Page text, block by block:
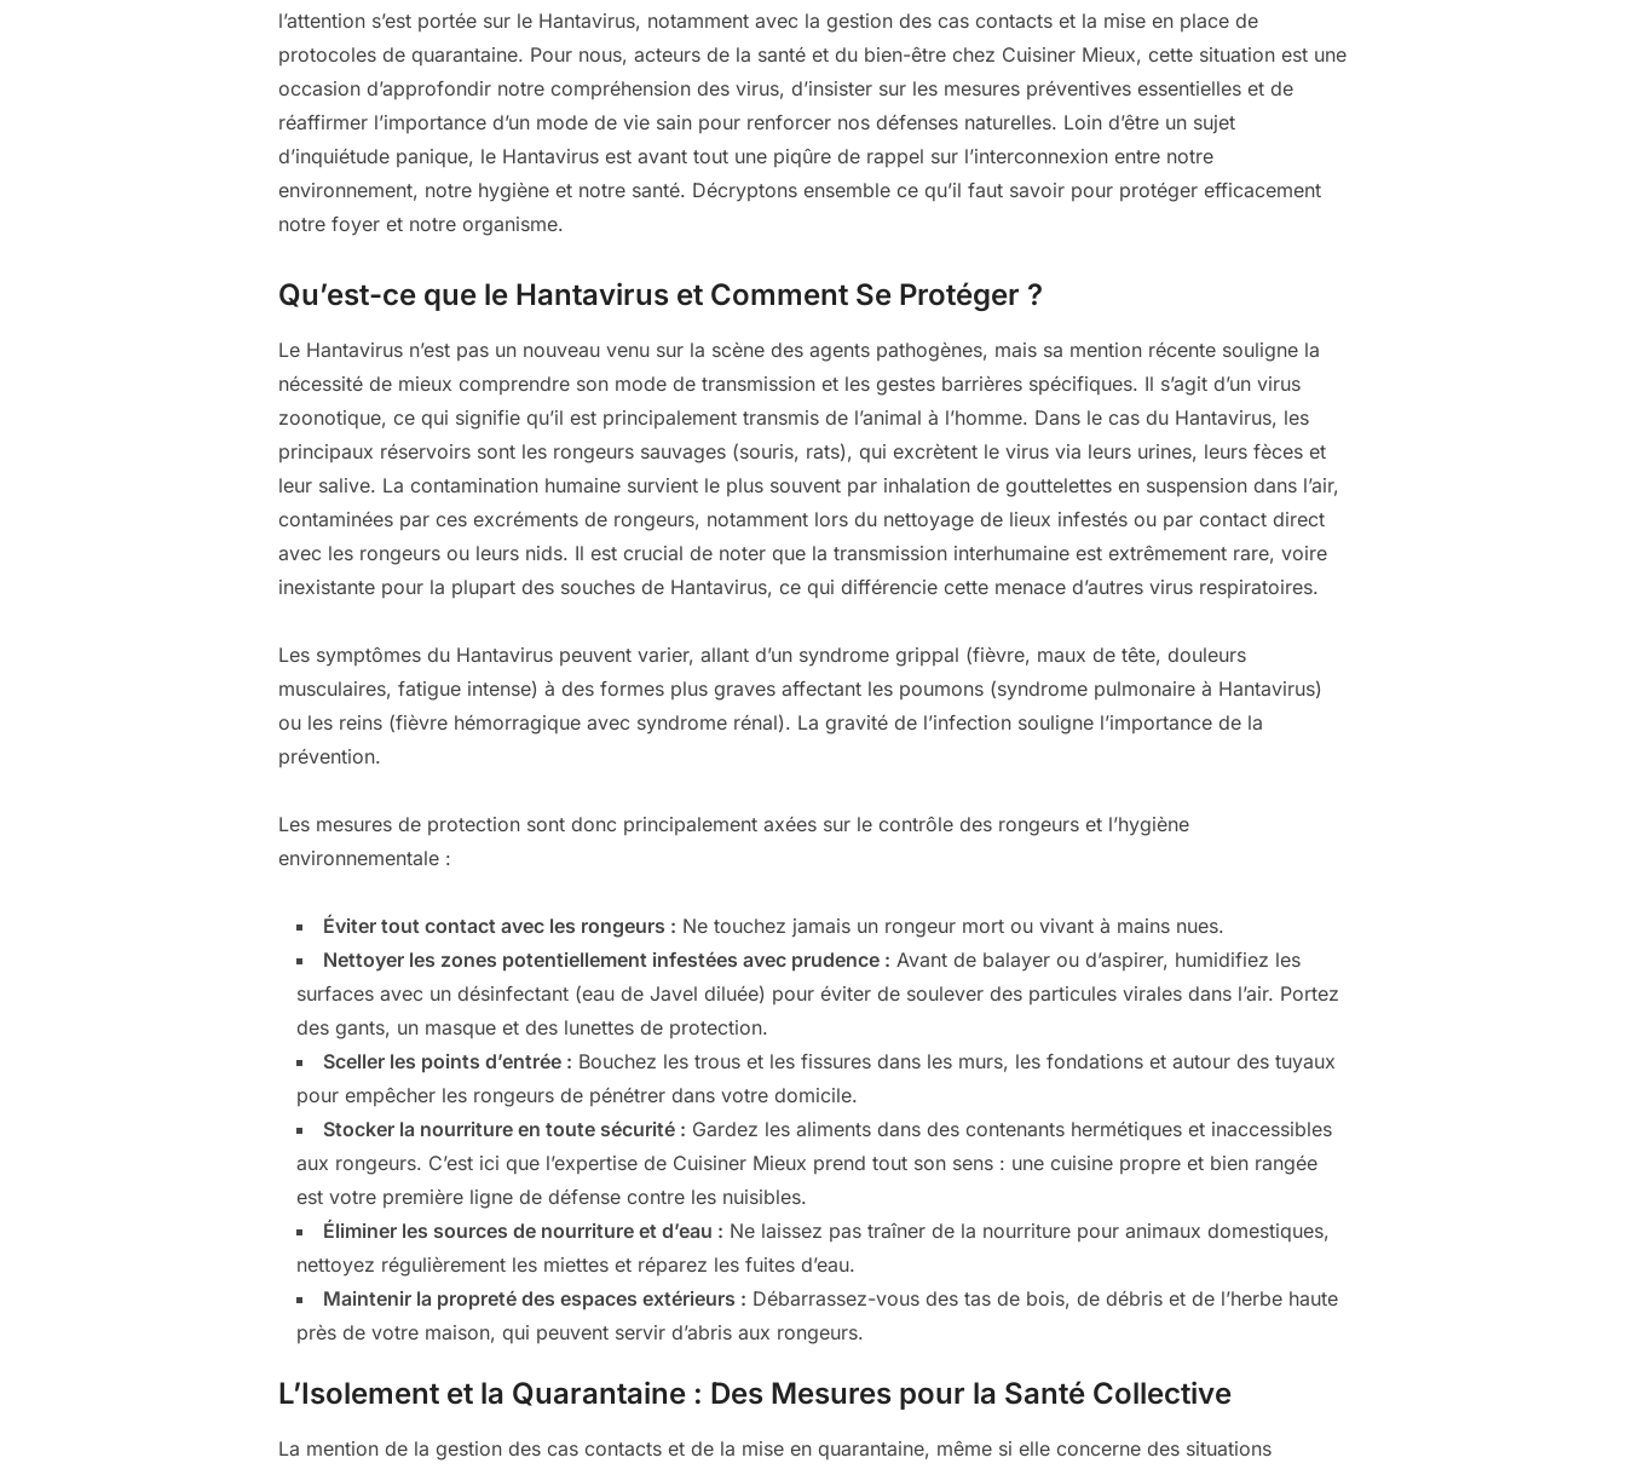
l’attention s’est portée sur le Hantavirus, notamment avec la gestion des cas contacts et la mise en place de
protocoles de quarantaine. Pour nous, acteurs de la santé et du bien-être chez Cuisiner Mieux, cette situation est une
occasion d’approfondir notre compréhension des virus, d’insister sur les mesures préventives essentielles et de
réaffirmer l’importance d’un mode de vie sain pour renforcer nos défenses naturelles. Loin d’être un sujet
d’inquiétude panique, le Hantavirus est avant tout une piqûre de rappel sur l’interconnexion entre notre
environnement, notre hygiène et notre santé. Décryptons ensemble ce qu’il faut savoir pour protéger efficacement
notre foyer et notre organisme.
Qu’est-ce que le Hantavirus et Comment Se Protéger ?
Le Hantavirus n’est pas un nouveau venu sur la scène des agents pathogènes, mais sa mention récente souligne la
nécessité de mieux comprendre son mode de transmission et les gestes barrières spécifiques. Il s’agit d’un virus
zoonotique, ce qui signifie qu’il est principalement transmis de l’animal à l’homme. Dans le cas du Hantavirus, les
principaux réservoirs sont les rongeurs sauvages (souris, rats), qui excrètent le virus via leurs urines, leurs fèces et
leur salive. La contamination humaine survient le plus souvent par inhalation de gouttelettes en suspension dans l’air,
contaminées par ces excréments de rongeurs, notamment lors du nettoyage de lieux infestés ou par contact direct
avec les rongeurs ou leurs nids. Il est crucial de noter que la transmission interhumaine est extrêmement rare, voire
inexistante pour la plupart des souches de Hantavirus, ce qui différencie cette menace d’autres virus respiratoires.
Les symptômes du Hantavirus peuvent varier, allant d’un syndrome grippal (fièvre, maux de tête, douleurs
musculaires, fatigue intense) à des formes plus graves affectant les poumons (syndrome pulmonaire à Hantavirus)
ou les reins (fièvre hémorragique avec syndrome rénal). La gravité de l’infection souligne l’importance de la
prévention.
Les mesures de protection sont donc principalement axées sur le contrôle des rongeurs et l’hygiène
environnementale :
Éviter tout contact avec les rongeurs : Ne touchez jamais un rongeur mort ou vivant à mains nues.
Nettoyer les zones potentiellement infestées avec prudence : Avant de balayer ou d’aspirer, humidifiez les
surfaces avec un désinfectant (eau de Javel diluée) pour éviter de soulever des particules virales dans l’air. Portez
des gants, un masque et des lunettes de protection.
Sceller les points d’entrée : Bouchez les trous et les fissures dans les murs, les fondations et autour des tuyaux
pour empêcher les rongeurs de pénétrer dans votre domicile.
Stocker la nourriture en toute sécurité : Gardez les aliments dans des contenants hermétiques et inaccessibles
aux rongeurs. C’est ici que l’expertise de Cuisiner Mieux prend tout son sens : une cuisine propre et bien rangée
est votre première ligne de défense contre les nuisibles.
Éliminer les sources de nourriture et d’eau : Ne laissez pas traîner de la nourriture pour animaux domestiques,
nettoyez régulièrement les miettes et réparez les fuites d’eau.
Maintenir la propreté des espaces extérieurs : Débarrassez-vous des tas de bois, de débris et de l’herbe haute
près de votre maison, qui peuvent servir d’abris aux rongeurs.
L’Isolement et la Quarantaine : Des Mesures pour la Santé Collective
La mention de la gestion des cas contacts et de la mise en quarantaine, même si elle concerne des situations